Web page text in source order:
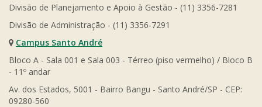
Divisão de Planejamento e Apoio à Gestão - (11) 3356-7281
Divisão de Administração - (11) 3356-7291
Campus Santo André
Bloco A - Sala 001 e Sala 003 - Térreo (piso vermelho) / Bloco B
- 11º andar
Av. dos Estados, 5001 - Bairro Bangu - Santo André/SP - CEP:
09280-560